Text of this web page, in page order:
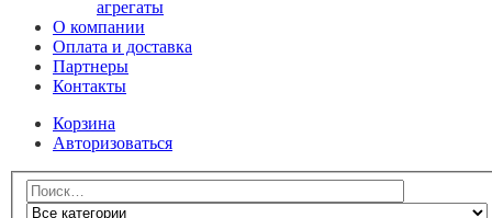
агрегаты
О компании
Оплата и доставка
Партнеры
Контакты
Корзина
Авторизоваться